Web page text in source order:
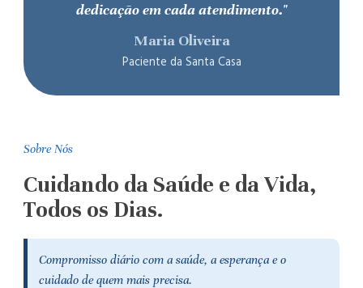
Sobre Nós
Cuidando da Saúde e da Vida,
Todos os Dias.
Compromisso diário com a saúde, a esperança e o
cuidado de quem mais precisa.
dedicação em cada atendimento."
Maria Oliveira
Paciente da Santa Casa